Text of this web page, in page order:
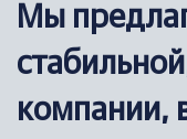
Мы
компании,